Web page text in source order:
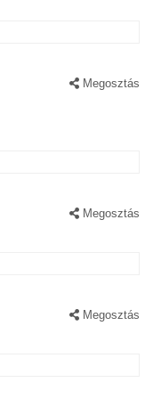
Megosztás
Megosztás
Megosztás